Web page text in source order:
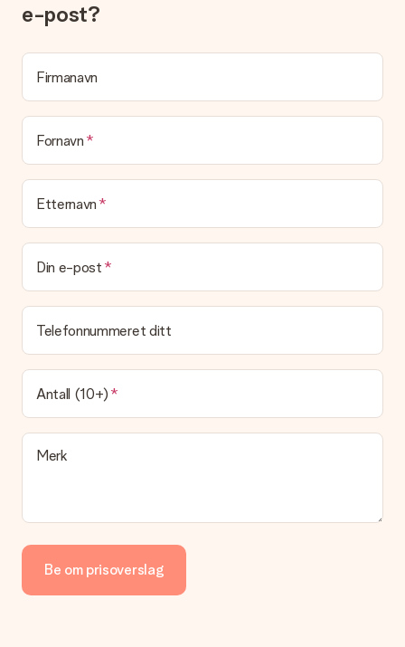
e-post?
Firmanavn
Fornavn
Etternavn
Din e-post
Telefonnummeret ditt
Antall (10+)
Merk
Be om prisoverslag